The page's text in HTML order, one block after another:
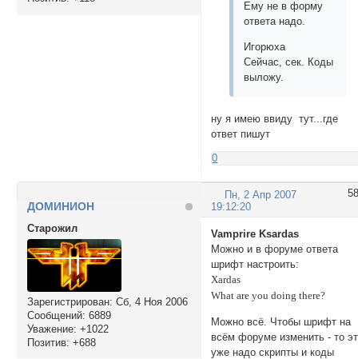
Ему не в форму
ответа надо.
Игорюха
Сейчас, сек. Коды
выложу.
ну я имею ввиду тут...где
ответ пишут
0
58
Пн, 2 Апр 2007
19:12:20
ДОМИНИОН
Cтарожил
Зарегистрирован: Сб, 4 Ноя 2006
Сообщений: 6889
Уважение: +1022
Позитив: +688
Vamprire Ksardas
Можно и в форуме ответа
шрифт настроить:
Xardas
What are you doing there?
Можно всё. Чтобы шрифт на
всём форуме изменить - то
уже надо скрипты и коды